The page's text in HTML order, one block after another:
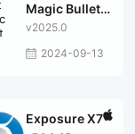
Magic Bullet
Suite
v2025.0
2024-09-13
Exposure X7